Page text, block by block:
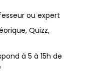
ou expert
Quizz,
à 5 à 15h de